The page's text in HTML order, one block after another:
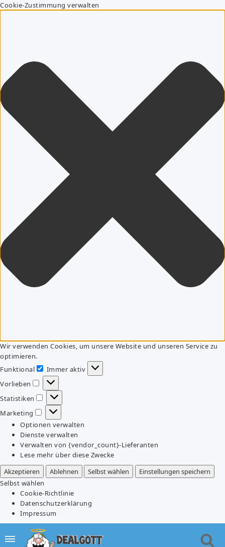
Cookie-Zustimmung verwalten
Wir verwenden Cookies, um unsere Website und unseren Service zu
optimieren.
Funktional
Funktional
Immer aktiv
Vorlieben
Vorlieben
Statistiken
Statistiken
Marketing
Marketing
Optionen verwalten
Dienste verwalten
Verwalten von {vendor_count}-Lieferanten
Lese mehr über diese Zwecke
Akzeptieren
Ablehnen Selbst wählen
Einstellungen speichern
Selbst wählen
Cookie-Richtlinie
Datenschutzerklärung
Impressum